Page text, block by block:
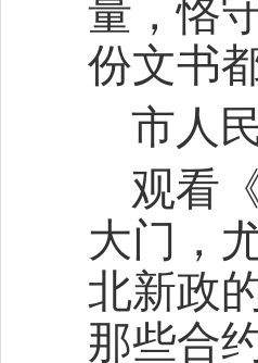
量，恪
份文书
市人
观看
大门，
北新政
那些合